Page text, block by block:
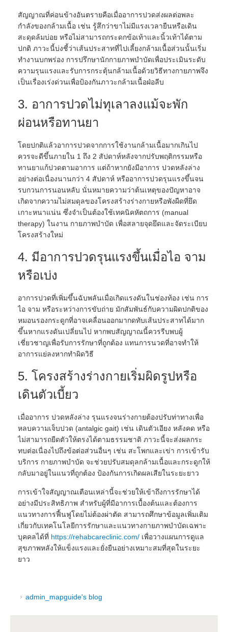
สัญญาณที่ค่อนข้างอันตรายคือเมื่ออาการปวดส่งผลต่อพละ
กำลังของกล้ามเนื้อ เช่น รู้สึกว่าขาไม่มีแรงเวลายืนหรือเดิน
สะดุดล้มบ่อย หรือไม่สามารถกระดกข้อเท้าและนิ้วเท้าได้ตาม
ปกติ ภาวะนี้บ่งชี้ว่าเส้นประสาทที่ไปเลี้ยงกล้ามเนื้อส่วนนั้นเริ่ม
ทำงานบกพร่อง การปรึกษานักกายภาพบำบัดเพื่อประเมินระดับ
ความรุนแรงและรับการกระตุ้นกล้ามเนื้อด้วยวิธีทางกายภาพจึง
เป็นเรื่องเร่งด่วนเพื่อป้องกันภาวะกล้ามเนื้อฝ่อลีบ
3. อาการปวดไม่ทุเลาลงแม้จะพัก
ผ่อนหรือทานยา
โดยปกติแล้วอาการปวดจากการใช้งานกล้ามเนื้อมากเกินไป
ควรจะดีขึ้นภายใน 1 ถึง 2 สัปดาห์หลังจากปรับพฤติกรรมหรือ
ทานยาแก้ปวดตามอาการ แต่ถ้าหากยังมีอาการ ปวดหลังล่าง
อย่างต่อเนื่องนานกว่า 4 สัปดาห์ หรืออาการปวดรุนแรงขึ้นจน
รบกวนการนอนหลับ นั่นหมายความว่าต้นเหตุของปัญหาอาจ
เกิดจากความไม่สมดุลของโครงสร้างร่างกายหรือพังผืดที่ยึด
เกาะหนาแน่น ซึ่งจำเป็นต้องใช้เทคนิคหัตถการ (manual
therapy) ในงาน กายภาพบำบัด เพื่อสลายจุดยึดและจัดระเบียบ
โครงสร้างใหม่
4. มีอาการปวดรุนแรงขึ้นเมื่อไอ จาม
หรือเบ่ง
อาการปวดที่เพิ่มขึ้นฉับพลันเมื่อเกิดแรงดันในช่องท้อง เช่น การ
ไอ จาม หรือระหว่างการขับถ่าย มักสัมพันธ์กับความผิดปกติของ
หมอนรองกระดูกที่อาจเคลื่อนออกมากดทับเส้นประสาทได้มาก
ขึ้นหากแรงดันเปลี่ยนไป หากพบสัญญาณนี้ควรรีบพบผู้
เชี่ยวชาญเพื่อรับการรักษาที่ถูกต้อง แทนการนวดที่อาจทำให้
อาการแย่ลงหากทำผิดวิธี
5. โครงสร้างร่างกายเริ่มผิดรูปหรือ
เดินตัวเบี้ยว
เมื่ออาการ ปวดหลังล่าง รุนแรงจนร่างกายต้องปรับท่าทางเพื่อ
หลบความเจ็บปวด (antalgic gait) เช่น เดินตัวเอียง หลังคด หรือ
ไม่สามารถยืดตัวให้ตรงได้ตามธรรมชาติ ภาวะนี้จะส่งผลกระ
ทบต่อเนื่องไปถึงข้อต่อส่วนอื่นๆ เช่น สะโพกและเข่า การเข้ารับ
บริการ กายภาพบำบัด จะช่วยปรับสมดุลกล้ามเนื้อและกระดูกให้
กลับมาอยู่ในแนวที่ถูกต้อง ป้องกันการเกิดผลเสียในระยะยาว
การเข้าใจสัญญาณเตือนเหล่านี้จะช่วยให้เข้าถึงการรักษาได้
อย่างมีประสิทธิภาพ สำหรับผู้ที่มีอาการเบื้องต้นและต้องการ
แนวทางการฟื้นฟูโดยไม่ต้องผ่าตัด สามารถศึกษาข้อมูลเพิ่มเติม
เกี่ยวกับเทคโนโลยีการรักษาและแนวทางกายภาพบำบัดเฉพาะ
บุคคลได้ที่ https://rehabcareclinic.com/ เพื่อวางแผนการดูแล
สุขภาพหลังให้แข็งแรงและยั่งยืนอย่างเหมาะสมที่สุดในระยะ
ยาว
admin_mapguide's blog